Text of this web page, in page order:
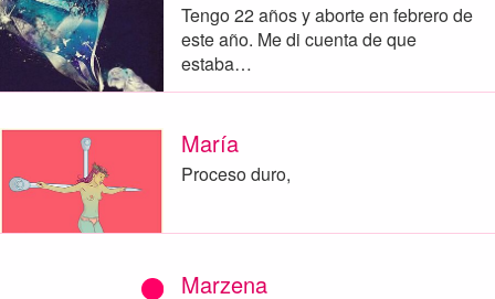
Tengo 22 años y aborte en febrero de
este año. Me di cuenta de que
estaba…
María
Proceso duro,
Marzena